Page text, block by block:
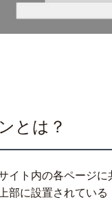
とは？
イト内の各ページに
部に設置されてい